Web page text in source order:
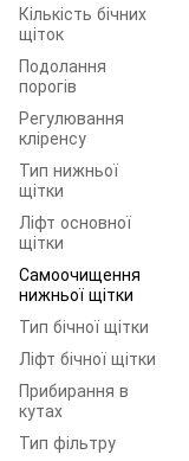
Кількість бічних
щіток
Подолання
порогів
Регулювання
кліренсу
Тип нижньої
щітки
Ліфт основної
щітки
Самоочищення
нижньої щітки
Тип бічної щітки
Ліфт бічної щітки
Прибирання в
кутах
Тип фільтру